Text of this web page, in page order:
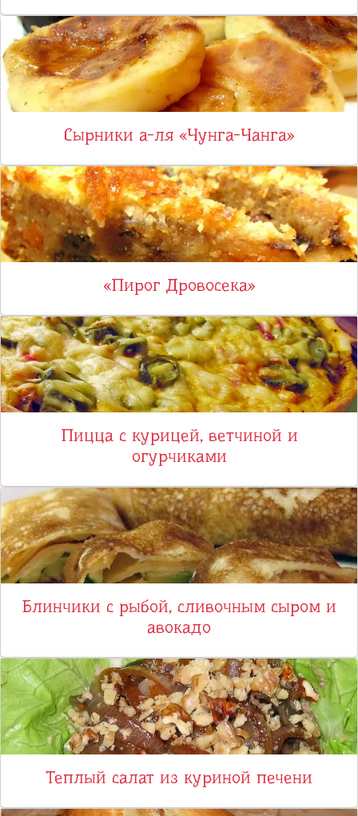
Сырники а-ля «Чунга-Чанга»
«Пирог Дровосека»
Пицца с курицей, ветчиной и
огурчиками
Блинчики с рыбой, сливочным сыром и
авокадо
Теплый салат из куриной печени